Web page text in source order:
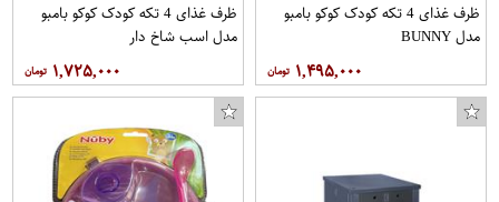
ظرف غذای 4 تکه کودک کوکو بامبو
مدل BUNNY
۱,۴۹۵,۰۰۰
ظرف غذای 4 تکه کودک کوکو بامبو
مدل اسب شاخ دار
۱,۷۲۵,۰۰۰